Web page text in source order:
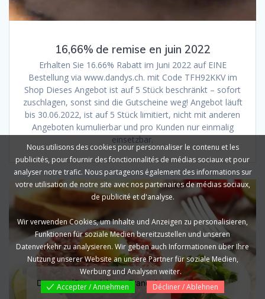
16,66% de remise en juin 2022
Erhalten Sie 16.66% Rabatt im Juni 2022 auf EINE
Bestellung via www.dandys.ch. mit Code TFH92KKV im
Shop Dieses Angebot ist auf 5 Stück beschränkt – sofort
zuschlagen, sonst sind die Gutscheine weg! Angebot läuft
bis 30.06.2022, ist auf 5 Stück limitiert, nicht mit anderen
Angeboten kumulierbar und pro Kunden nur einmalig
einsetzbar.
Nous utilisons des cookies pour personnaliser le contenu et les
publicités, pour fournir des fonctionnalités de médias sociaux et pour
analyser notre trafic. Nous partageons également des informations sur
votre utilisation de notre site avec nos partenaires de médias sociaux,
de publicité et d'analyse.
Wir verwenden Cookies, um Inhalte und Anzeigen zu personalisieren,
Funktionen für soziale Medien bereitzustellen und unseren
Datenverkehr zu analysieren. Wir geben auch Informationen über Ihre
Nutzung unserer Website an unsere Partner für soziale Medien,
Werbung und Analysen weiter.
Accepter / Annehmen
Décliner / Ablehnen
Deutsch (Schweiz) Français